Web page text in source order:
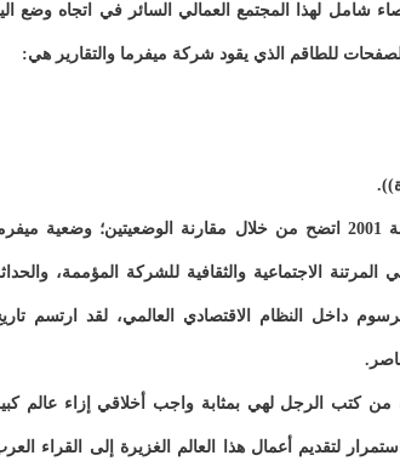
شامل لهذا المجتمع العمالي السائر في اتجاه وضع
الصفحات للطاقم الذي يقود شركة ميفرما والتقارير هي:
في هذه الدراسة الجديدة جبل الحديد التي أعدها بيير من سنة 2000 إلى سنة 2001 اتضح من خلال مقارنة الوضعيتين؛ وضعية
الاجتماعية والثقافية للشركة المؤممة،
داخل النظام الاقتصادي العالمي، لقد ارتسم
كتب الرجل لهي بمثابة واجب أخلاقي إزاء عالم
لتقديم أعمال هذا العالم الغزيرة إلى القراء